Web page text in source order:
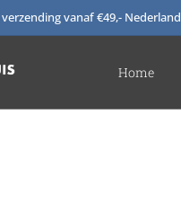
vanaf €49,- Nederland
Home